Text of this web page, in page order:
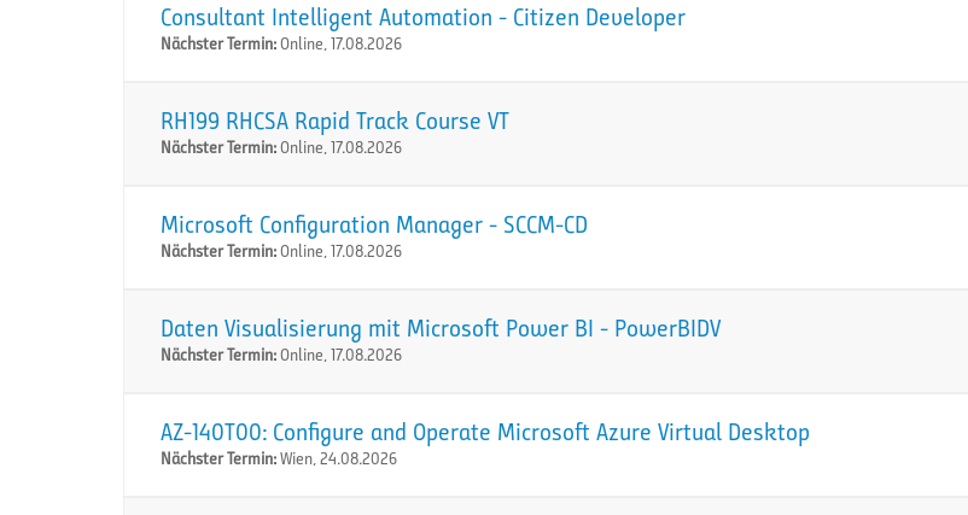
Consultant Intelligent Automation - Citizen Developer
Nächster Termin:Online, 17.08.2026
RH199 RHCSA Rapid Track Course VT
Nächster Termin:Online, 17.08.2026
Microsoft Configuration Manager - SCCM-CD
Nächster Termin:Online, 17.08.2026
Daten Visualisierung mit Microsoft Power BI - PowerBIDV
Nächster Termin:Online, 17.08.2026
AZ-140T00: Configure and Operate Microsoft Azure Virtual Desktop
Nächster Termin:Wien, 24.08.2026